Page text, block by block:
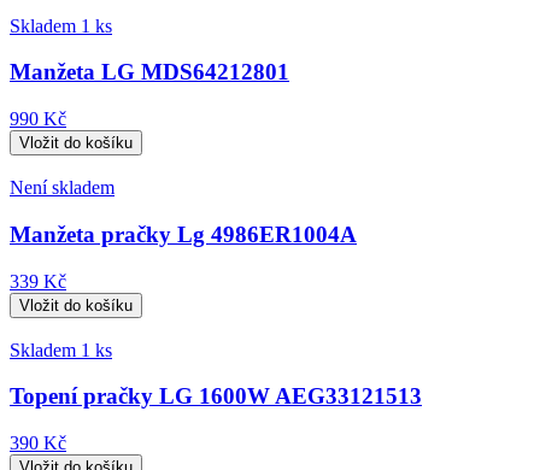
Skladem 1 ks
Manžeta LG MDS64212801
990 Kč
Není skladem
Manžeta pračky Lg 4986ER1004A
339 Kč
Skladem 1 ks
Topení pračky LG 1600W AEG33121513
390 Kč